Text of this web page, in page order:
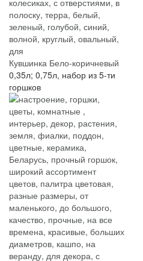
Кувшинка Бело-коричневый
0,35л; 0,75л, набор из 5-ти
горшков